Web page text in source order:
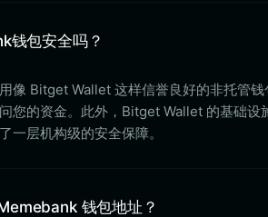
钱包安全吗？
像 Bitget Wallet 这样信誉良好的非托管
您的资金。此外，Bitget Wallet 的基础
一层机构级的安全保障。
钱包地址？